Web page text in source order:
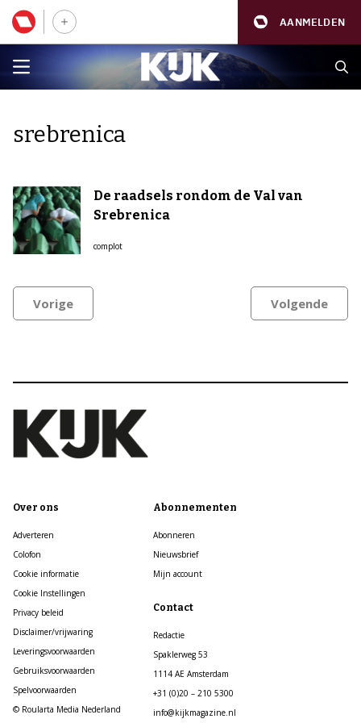
AANMELDEN
srebrenica
De raadsels rondom de Val van
Srebrenica
complot
Vorige Volgende
Over ons
Adverteren
Colofon
Cookie informatie
Cookie Instellingen
Privacy beleid
Disclaimer/vrijwaring
Leveringsvoorwaarden
Gebruiksvoorwaarden
Spelvoorwaarden
© Roularta Media Nederland
Abonnementen
Abonneren
Nieuwsbrief
Mijn account
Contact
Redactie
Spaklerweg 53
1114 AE Amsterdam
+31 (0)20 – 210 5300
info@kijkmagazine.nl